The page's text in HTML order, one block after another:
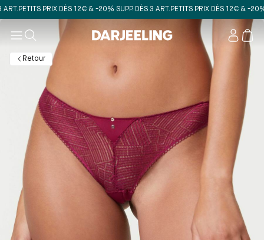
PETITS PRIX DÈS 12€ & -20% SUPP. DÈS 3 ART. PETITS PRIX DÈS 12€ & -20%
Mon
Retour